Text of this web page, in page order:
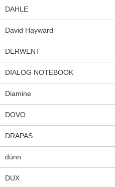
DAHLE
David Hayward
DERWENT
DIALOG NOTEBOOK
Diamine
DOVO
DRAPAS
dünn
DUX